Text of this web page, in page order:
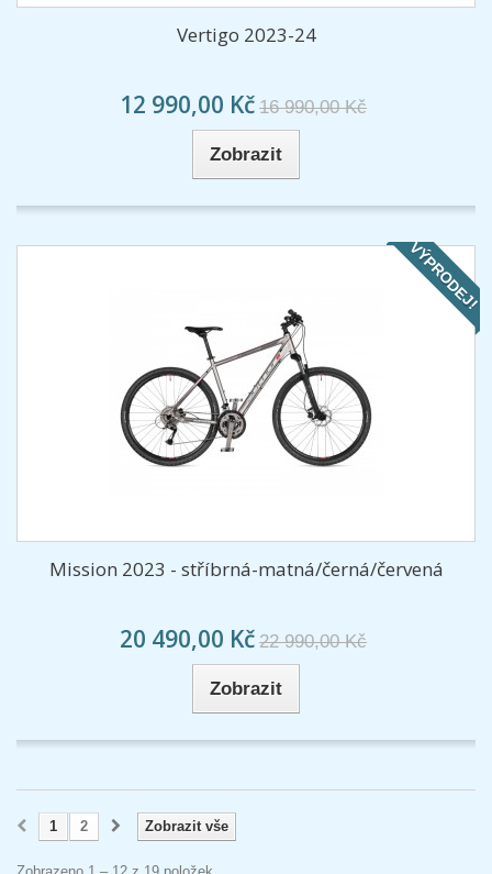
Vertigo 2023-24
12 990,00 Kč 16 990,00 Kč
Zobrazit
VÝPRODEJ!
Mission 2023 - stříbrná-matná/černá/červená
20 490,00 Kč 22 990,00 Kč
Zobrazit
Zobrazit vše
1 2